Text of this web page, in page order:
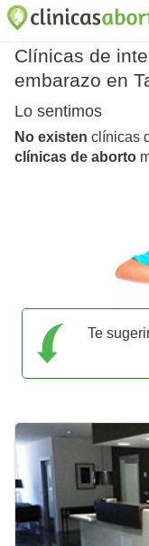
Clínicas de
embarazo en
Lo sentimos
No existen clínicas
clínicas de aborto
Te